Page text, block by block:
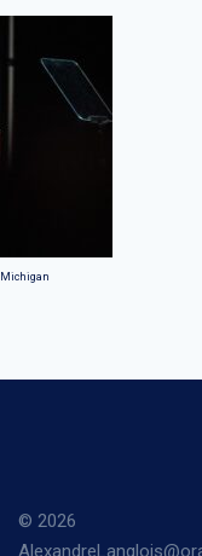
Michigan
© 2026